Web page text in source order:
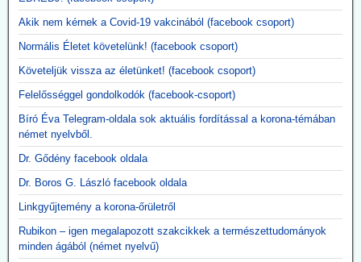
Akik nem kérnek a Covid-19 vakcinából (facebook csoport)
Normális Életet követelünk! (facebook csoport)
Követeljük vissza az életünket! (facebook csoport)
Felelősséggel gondolkodók (facebook-csoport)
Bíró Éva Telegram-oldala sok aktuális fordítással a korona-témában
német nyelvből.
Dr. Gődény facebook oldala
Dr. Boros G. László facebook oldala
Linkgyűjtemény a korona-őrületről
Rubikon – igen megalapozott szakcikkek a természettudományok
minden ágából (német nyelvű)